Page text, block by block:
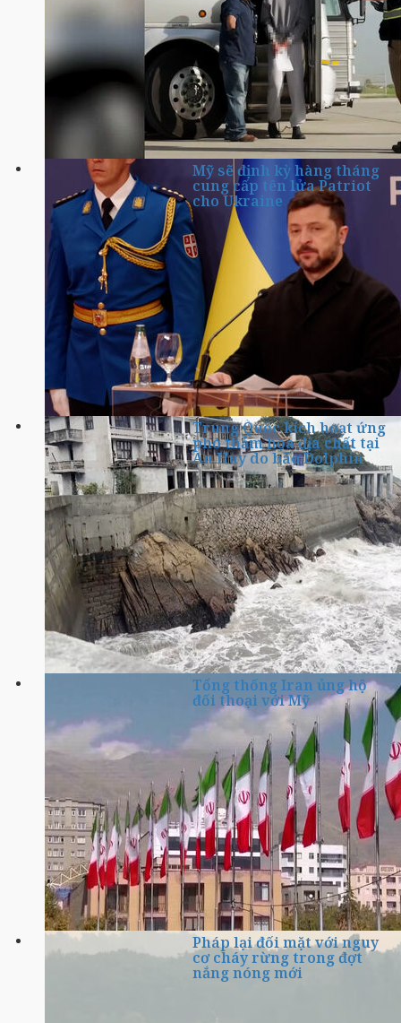
Mỹ sẽ định kỳ hàng tháng
cung cấp tên lửa Patriot
cho Ukraine
Trung Quốc kích hoạt ứng
phó thảm họa địa chất tại
An Huy do bão Dolphin
Tổng thống Iran ủng hộ
đối thoại với Mỹ
Pháp lại đối mặt với nguy
cơ cháy rừng trong đợt
nắng nóng mới